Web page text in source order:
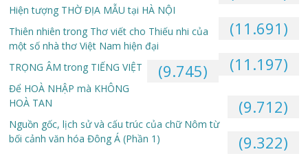
Hiện tượng THỜ ĐỊA MẪU tại HÀ NỘI
(11.691)
Thiên nhiên trong Thơ viết cho Thiếu nhi của
một số nhà thơ Việt Nam hiện đại
(11.197)
TRỌNG ÂM trong TIẾNG VIỆT (9.745)
Để HOÀ NHẬP mà KHÔNG
HOÀ TAN
(9.712)
Nguồn gốc, lịch sử và cấu trúc của chữ Nôm từ
bối cảnh văn hóa Đông Á (Phần 1)
(9.322)